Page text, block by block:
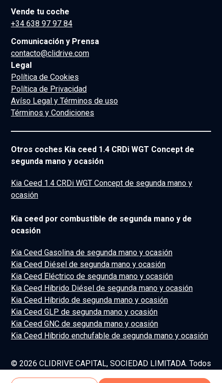
Vende tu coche
+34 638 97 97 84
Comunicación y Prensa
contacto@clidrive.com
Legal
Política de Cookies
Política de Privacidad
Avíso Legal y Términos de uso
Términos y Condiciones
Otros coches Kia ceed 1.4 CRDi WGT Concept de
segunda mano y ocasión
Kia Ceed 1.4 CRDi WGT Concept de segunda mano y
ocasión
Kia ceed por combustible de segunda mano y de
ocasión
Kia Ceed Gasolina de segunda mano y ocasión
Kia Ceed Diésel de segunda mano y ocasión
Kia Ceed Eléctrico de segunda mano y ocasión
Kia Ceed Híbrido Diésel de segunda mano y ocasión
Kia Ceed Híbrido de segunda mano y ocasión
Kia Ceed GLP de segunda mano y ocasión
Kia Ceed GNC de segunda mano y ocasión
Kia Ceed Híbrido enchufable de segunda mano y ocasión
© 2026 CLIDRIVE CAPITAL, SOCIEDAD LIMITADA. Todos
los derechos reservados.